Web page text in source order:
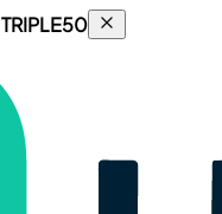
TRIPLE50